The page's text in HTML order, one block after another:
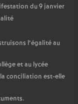
du 9 janvier
l’égalité au
et au lycée
conciliation est-elle